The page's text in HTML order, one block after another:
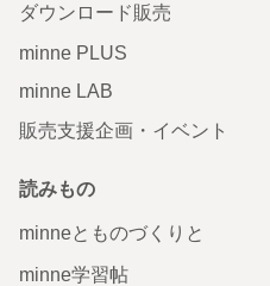
ダウンロード販売
minne PLUS
minne LAB
販売支援企画・イベント
読みもの
minneとものづくりと
minne学習帖